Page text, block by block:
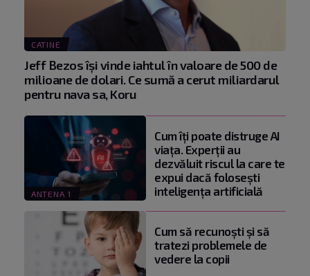
CATINE
Jeff Bezos își vinde iahtul în valoare de 500 de
milioane de dolari. Ce sumă a cerut miliardarul
pentru nava sa, Koru
ANTENA 1
Cum îți poate distruge AI
viața. Experții au
dezvăluit riscul la care te
expui dacă folosești
inteligența artificială
Cum să recunoști și să
tratezi problemele de
vedere la copii